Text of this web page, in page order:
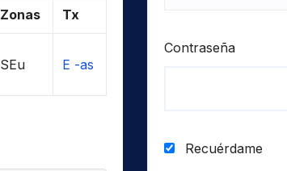
Zonas Tx
SEu E -as
Contraseña
Recuérdame